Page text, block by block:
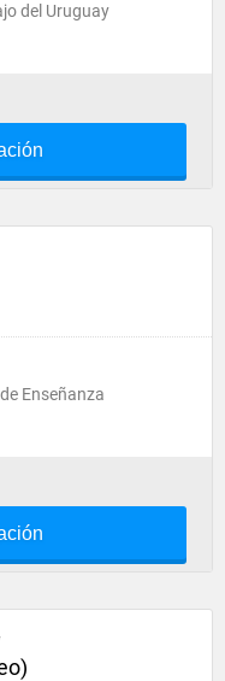
del Uruguay
Enseñanza